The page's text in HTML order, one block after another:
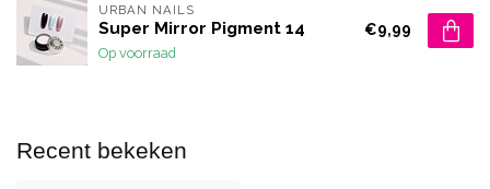
URBAN NAILS
Super Mirror Pigment 14
Op voorraad
€9,99
Recent bekeken